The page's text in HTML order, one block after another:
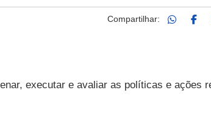
Compartilhar:
executar e avaliar as políticas e ações